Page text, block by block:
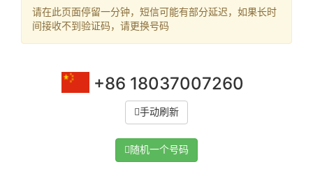
请在此页面停留一分钟，短信可能有部分延迟，如果长时
间接收不到验证码，请更换号码
+86 18037007260
手动刷新
随机一个号码